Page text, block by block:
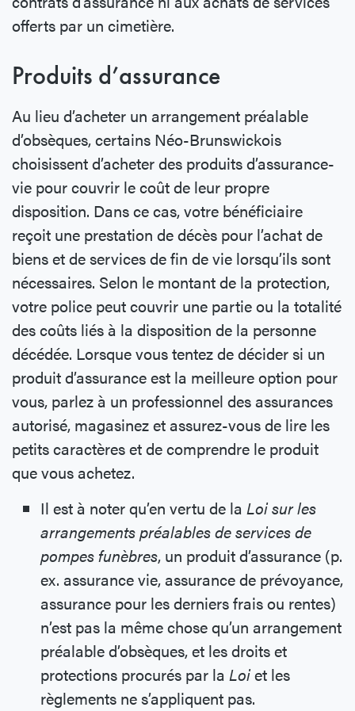
offerts par un cimetière.
Produits d’assurance
Au lieu d’acheter un arrangement préalable
d’obsèques, certains Néo-Brunswickois
choisissent d’acheter des produits d’assurance-
vie pour couvrir le coût de leur propre
disposition. Dans ce cas, votre bénéficiaire
reçoit une prestation de décès pour l’achat de
biens et de services de fin de vie lorsqu’ils sont
nécessaires. Selon le montant de la protection,
votre police peut couvrir une partie ou la totalité
des coûts liés à la disposition de la personne
décédée. Lorsque vous tentez de décider si un
produit d’assurance est la meilleure option pour
vous, parlez à un professionnel des assurances
autorisé, magasinez et assurez-vous de lire les
petits caractères et de comprendre le produit
que vous achetez.
Il est à noter qu’en vertu de la Loi sur les
arrangements préalables de services de
pompes funèbres, un produit d’assurance (p.
ex. assurance vie, assurance de prévoyance,
assurance pour les derniers frais ou rentes)
n’est pas la même chose qu’un arrangement
préalable d’obsèques, et les droits et
protections procurés par la Loiet les
règlements ne s’appliquent pas.